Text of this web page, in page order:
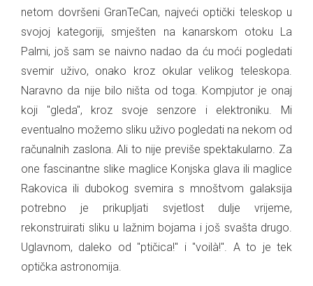
netom dovršeni GranTeCan, najveći optički teleskop u
svojoj kategoriji, smješten na kanarskom otoku La
Palmi, još sam se naivno nadao da ću moći pogledati
svemir uživo, onako kroz okular velikog teleskopa.
Naravno da nije bilo ništa od toga. Kompjutor je onaj
koji "gleda", kroz svoje senzore i elektroniku. Mi
eventualno možemo sliku uživo pogledati na nekom od
računalnih zaslona. Ali to nije previše spektakularno. Za
one fascinantne slike maglice Konjska glava ili maglice
Rakovica ili dubokog svemira s mnoštvom galaksija
potrebno je prikupljati svjetlost dulje vrijeme,
rekonstruirati sliku u lažnim bojama i još svašta drugo.
Uglavnom, daleko od "ptičica!" i "voilà!". A to je tek
optička astronomija.